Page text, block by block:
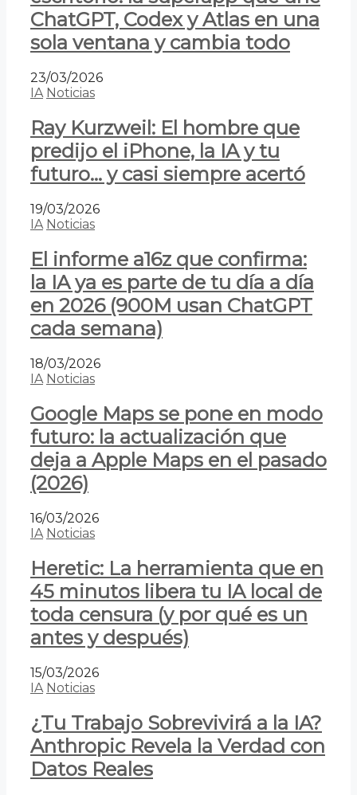
ChatGPT, Codex y Atlas en una
sola ventana y cambia todo
23/03/2026
IA Noticias
Ray Kurzweil: El hombre que
predijo el iPhone, la IA y tu
futuro… y casi siempre acertó
19/03/2026
IA Noticias
El informe a16z que confirma:
la IA ya es parte de tu día a día
en 2026 (900M usan ChatGPT
cada semana)
18/03/2026
IA Noticias
Google Maps se pone en modo
futuro: la actualización que
deja a Apple Maps en el pasado
(2026)
16/03/2026
IA Noticias
Heretic: La herramienta que en
45 minutos libera tu IA local de
toda censura (y por qué es un
antes y después)
15/03/2026
IA Noticias
¿Tu Trabajo Sobrevivirá a la IA?
Anthropic Revela la Verdad con
Datos Reales